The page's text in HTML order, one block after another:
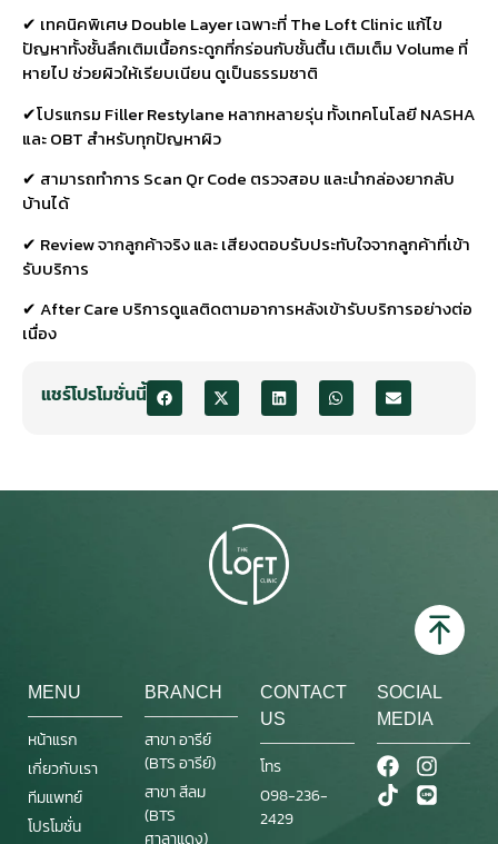
✔ เทคนิคพิเศษ Double Layer เฉพาะที่ The Loft Clinic แก้ไข
ปัญหาทั้งชั้นลึกเติมเนื้อกระดูกที่กร่อนกับชั้นตื้น เติมเต็ม Volume ที่
หายไป ช่วยผิวให้เรียบเนียน ดูเป็นธรรมชาติ
✔โปรแกรม Filler Restylane หลากหลายรุ่น ทั้งเทคโนโลยี NASHA
และ OBT สำหรับทุกปัญหาผิว
✔ สามารถทำการ Scan Qr Code ตรวจสอบ และนำกล่องยากลับ
บ้านได้
✔ Review จากลูกค้าจริง และ เสียงตอบรับประทับใจจากลูกค้าที่เข้า
รับบริการ
✔ After Care บริการดูแลติดตามอาการหลังเข้ารับบริการอย่างต่อ
เนื่อง
แชร์โปรโมชั่นนี้
MENU
หน้าแรก
เกี่ยวกับเรา
ทีมแพทย์
โปรโมชั่น
BRANCH
สาขา อารีย์
(BTS อารีย์)
สาขา สีลม
(BTS
ศาลาแดง)
CONTACT
US
โทร
098-236-
2429
SOCIAL
MEDIA